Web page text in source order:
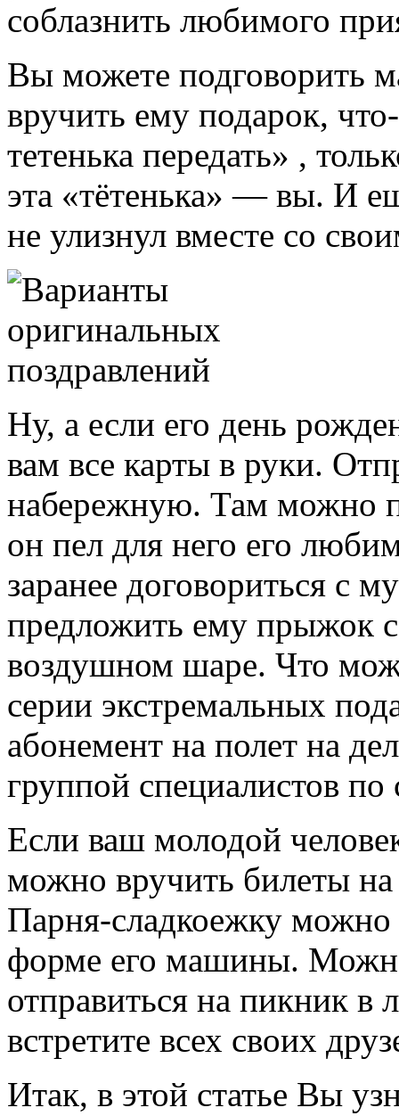
соблазнить любимого
Вы можете подговорить
вручить ему подарок,
тетенька передать» ,
эта «тётенька» — вы. И
не улизнул вместе со
Ну, а если его день
вам все карты в руки.
набережную. Там можно
он пел для него его
заранее договориться с
предложить ему прыжок
воздушном шаре. Что
серии экстремальных
абонемент на полет на
группой специалистов по
Если ваш молодой
можно вручить билеты
Парня-сладкоежку можно
форме его машины.
отправиться на пикник в
встретите всех своих
Итак, в этой статье Вы